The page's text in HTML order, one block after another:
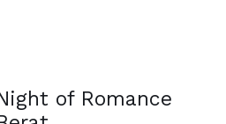
of Romance